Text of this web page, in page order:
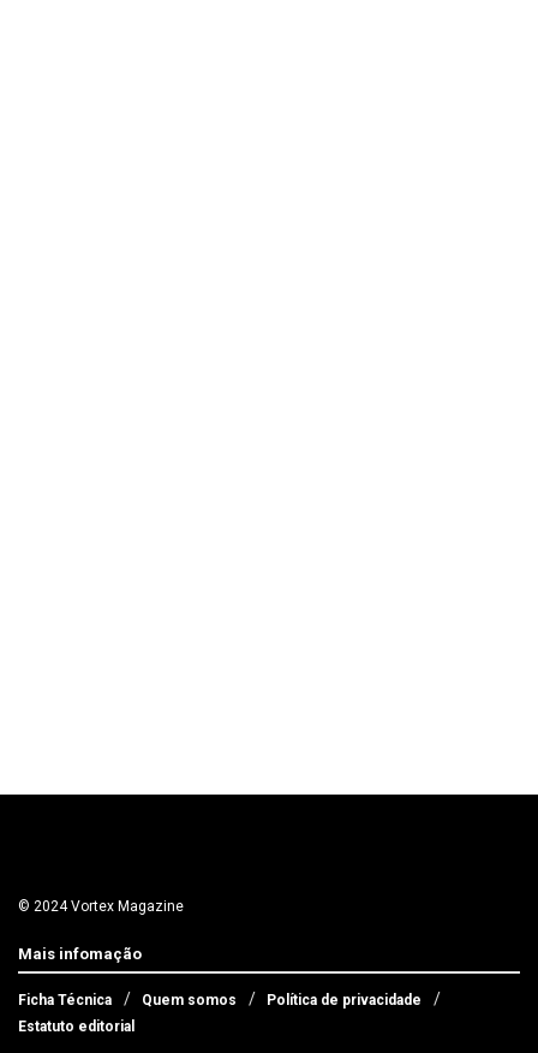
© 2024 Vortex Magazine
Mais infomação
Ficha Técnica Quem somos
Política de privacidade
Estatuto editorial